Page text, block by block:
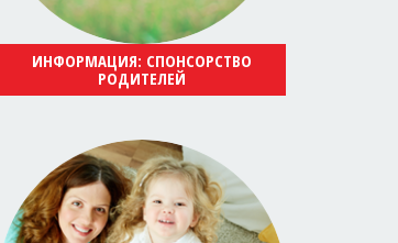
ИНФОРМАЦИЯ: СПОНСОРСТВО
РОДИТЕЛЕЙ